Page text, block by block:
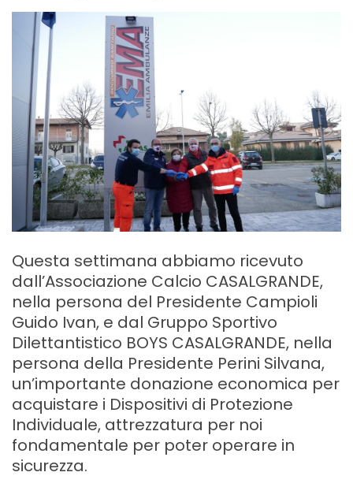
Questa settimana abbiamo ricevuto
dall’Associazione Calcio CASALGRANDE,
nella persona del Presidente Campioli
Guido Ivan, e dal Gruppo Sportivo
Dilettantistico BOYS CASALGRANDE, nella
persona della Presidente Perini Silvana,
un’importante donazione economica per
acquistare i Dispositivi di Protezione
Individuale, attrezzatura per noi
fondamentale per poter operare in
sicurezza.